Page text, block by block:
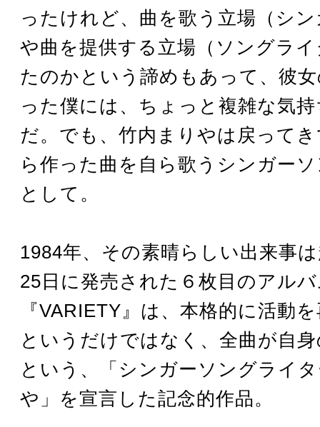
ったけれど、曲を歌う立場（シ
や曲を提供する立場（ソングラ
たのかという諦めもあって、彼
った僕には、ちょっと複雑な気
だ。でも、竹内まりやは戻って
ら作った曲を自ら歌うシンガー
として。
1984年、その素晴らしい出来事
25日に発売された６枚目のアル
『VARIETY』は、本格的に活動
というだけではなく、全曲が自
という、「シンガーソングライ
や」を宣言した記念的作品。